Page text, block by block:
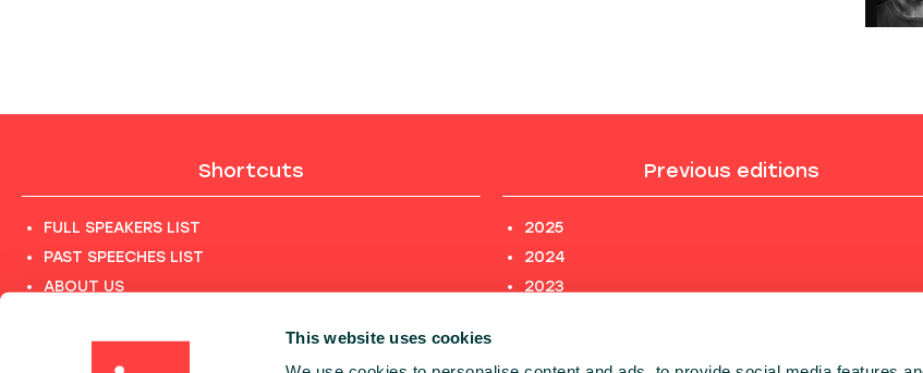
This website uses cookies
Shortcuts
FULL SPEAKERS LIST
PAST SPEECHES LIST
ABOUT US
CODE OF CONDUCT
Previous editions
2025
2024
2023